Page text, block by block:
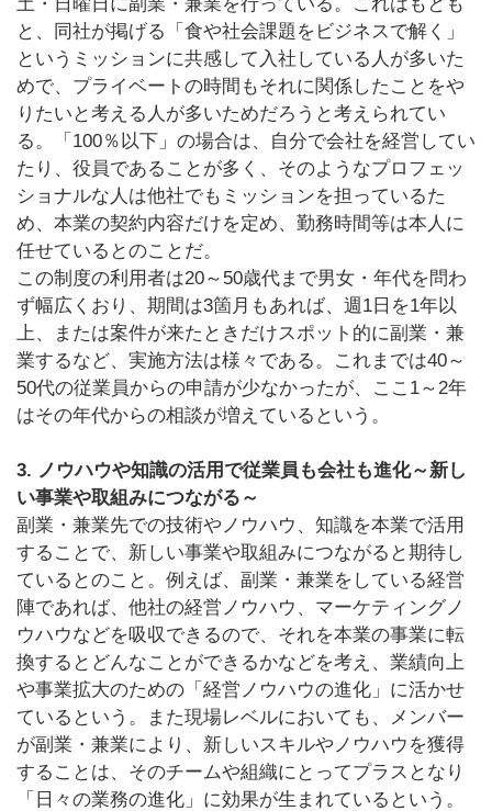
と、同社が掲げる「食や社会課題をビジネスで解く」
というミッションに共感して入社している人が多いた
めで、プライベートの時間もそれに関係したことをや
りたいと考える人が多いためだろうと考えられてい
る。「100％以下」の場合は、自分で会社を経営してい
たり、役員であることが多く、そのようなプロフェッ
ショナルな人は他社でもミッションを担っているた
め、本業の契約内容だけを定め、勤務時間等は本人に
任せているとのことだ。
この制度の利用者は20～50歳代まで男女・年代を問わ
ず幅広くおり、期間は3箇月もあれば、週1日を1年以
上、または案件が来たときだけスポット的に副業・兼
業するなど、実施方法は様々である。これまでは40～
50代の従業員からの申請が少なかったが、ここ1～2年
はその年代からの相談が増えているという。
3. ノウハウや知識の活用で従業員も会社も進化～新し
い事業や取組みにつながる～
副業・兼業先での技術やノウハウ、知識を本業で活用
することで、新しい事業や取組みにつながると期待し
ているとのこと。例えば、副業・兼業をしている経営
陣であれば、他社の経営ノウハウ、マーケティングノ
ウハウなどを吸収できるので、それを本業の事業に転
換するとどんなことができるかなどを考え、業績向上
や事業拡大のための「経営ノウハウの進化」に活かせ
ているという。また現場レベルにおいても、メンバー
が副業・兼業により、新しいスキルやノウハウを獲得
することは、そのチームや組織にとってプラスとなり
「日々の業務の進化」に効果が生まれているという。